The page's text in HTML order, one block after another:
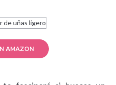
AMAZON